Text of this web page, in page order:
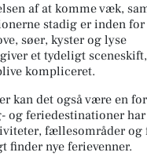
af at komme væk,
stadig er inden for
søer, kyster og lyse
et tydeligt
kompliceret.
kan det også være en
og feriedestinationer har
fællesområder og
finder nye ferievenner.